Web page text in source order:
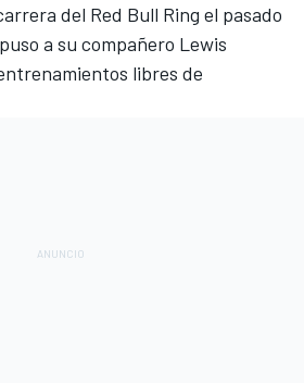
del Red Bull Ring el pasado
a su compañero Lewis
libres de